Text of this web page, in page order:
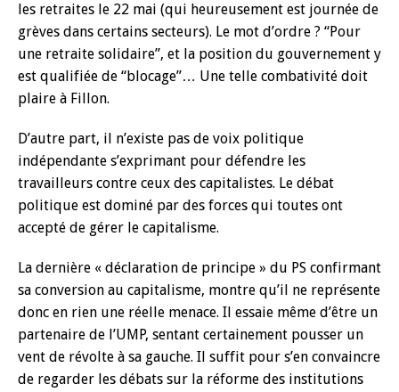
les retraites le 22 mai (qui heureusement est journée de
grèves dans certains secteurs). Le mot d’ordre ? “Pour
une retraite solidaire”, et la position du gouvernement y
est qualifiée de “blocage”… Une telle combativité doit
plaire à Fillon.
D’autre part, il n’existe pas de voix politique
indépendante s’exprimant pour défendre les
travailleurs contre ceux des capitalistes. Le débat
politique est dominé par des forces qui toutes ont
accepté de gérer le capitalisme.
La dernière « déclaration de principe » du PS confirmant
sa conversion au capitalisme, montre qu’il ne représente
donc en rien une réelle menace. Il essaie même d’être un
partenaire de l’UMP, sentant certainement pousser un
vent de révolte à sa gauche. Il suffit pour s’en convaincre
de regarder les débats sur la réforme des institutions